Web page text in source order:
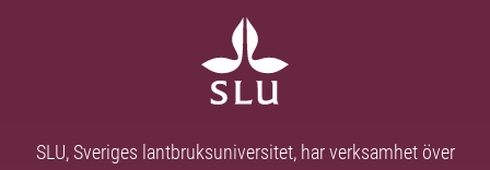
SLU, Sveriges lantbruksuniversitet, har verksamhet över